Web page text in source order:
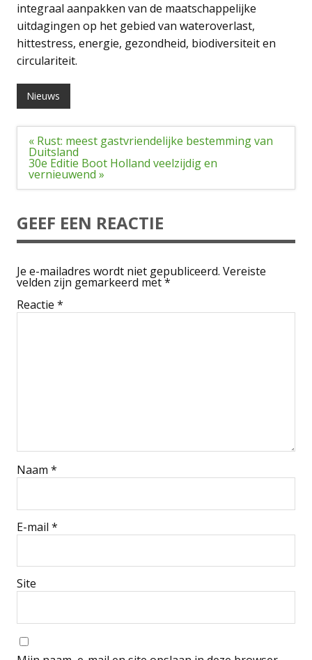
integraal aanpakken van de maatschappelijke
uitdagingen op het gebied van wateroverlast,
hittestress, energie, gezondheid, biodiversiteit en
circulariteit.
Nieuws
Bericht
navigatie
« Rust: meest gastvriendelijke bestemming van
Duitsland
30e Editie Boot Holland veelzijdig en
vernieuwend »
GEEF EEN REACTIE
Je e-mailadres wordt niet gepubliceerd. Vereiste
velden zijn gemarkeerd met*
Reactie *
Naam *
E-mail *
Site